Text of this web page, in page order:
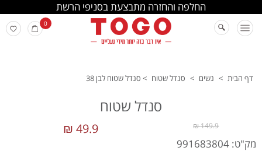
החלפה והחזרה מתבצעת בסניפי הרשת
0
דף הבית > נשים > סנדל שטוח > סנדל שטוח לבן 38
סנדל שטוח
49.9 ₪ 149.9 ₪
מק"ט: 991683804